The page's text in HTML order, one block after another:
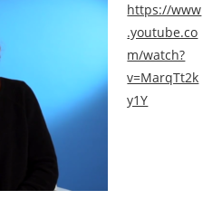
https://www
.youtube.co
m/watch?
v=MarqTt2k
y1Y